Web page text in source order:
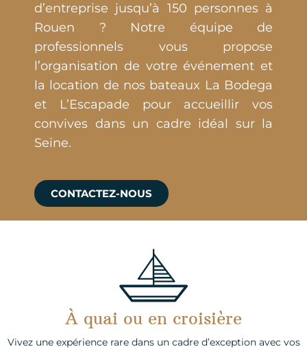
d’entreprise jusqu’à 150 personnes à
Rouen ? Notre équipe de
professionnels vous propose
l’organisation de votre événement et
la location de nos bateaux La Bodega
et L’Escapade pour accueillir vos
convives dans un cadre idéal sur la
Seine.
CONTACTEZ-NOUS
À quai ou en croisière
Vivez une expérience rare dans un cadre d’exception avec vos